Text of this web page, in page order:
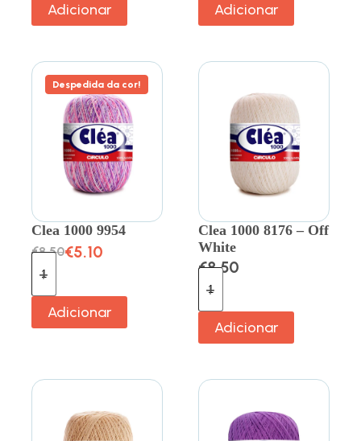
Adicionar Adicionar
Despedida da cor!
Clea 1000 9954
€8.50€5.10
Adicionar
Clea 1000 8176 – Off
White
€8.50
Adicionar